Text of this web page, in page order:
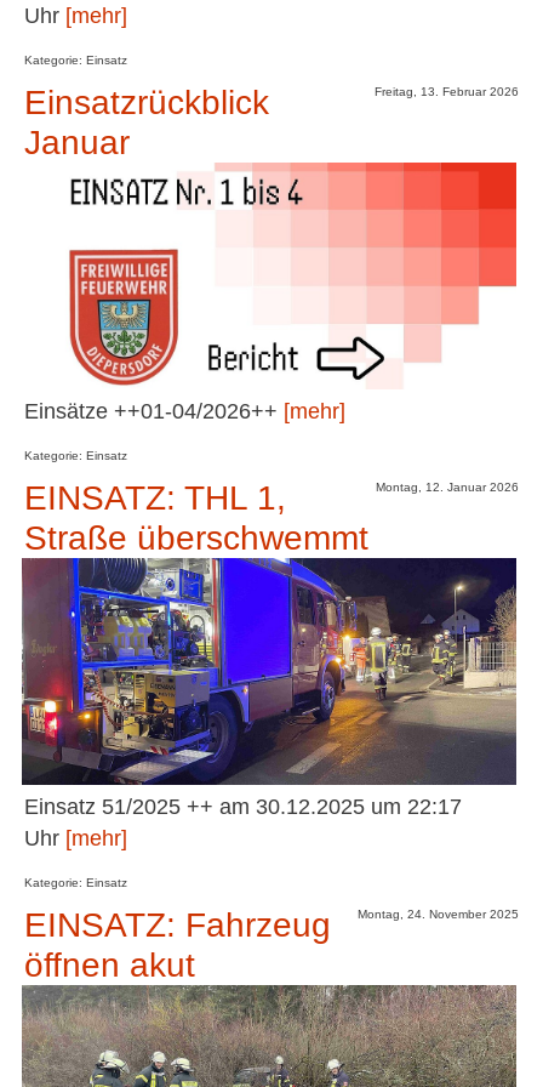
Uhr [mehr]
Kategorie: Einsatz
Freitag, 13. Februar 2026
Einsatzrückblick
Januar
Einsätze ++01-04/2026++ [mehr]
Kategorie: Einsatz
Montag, 12. Januar 2026
EINSATZ: THL 1,
Straße überschwemmt
Einsatz 51/2025 ++ am 30.12.2025 um 22:17
Uhr [mehr]
Kategorie: Einsatz
Montag, 24. November 2025
EINSATZ: Fahrzeug
öffnen akut